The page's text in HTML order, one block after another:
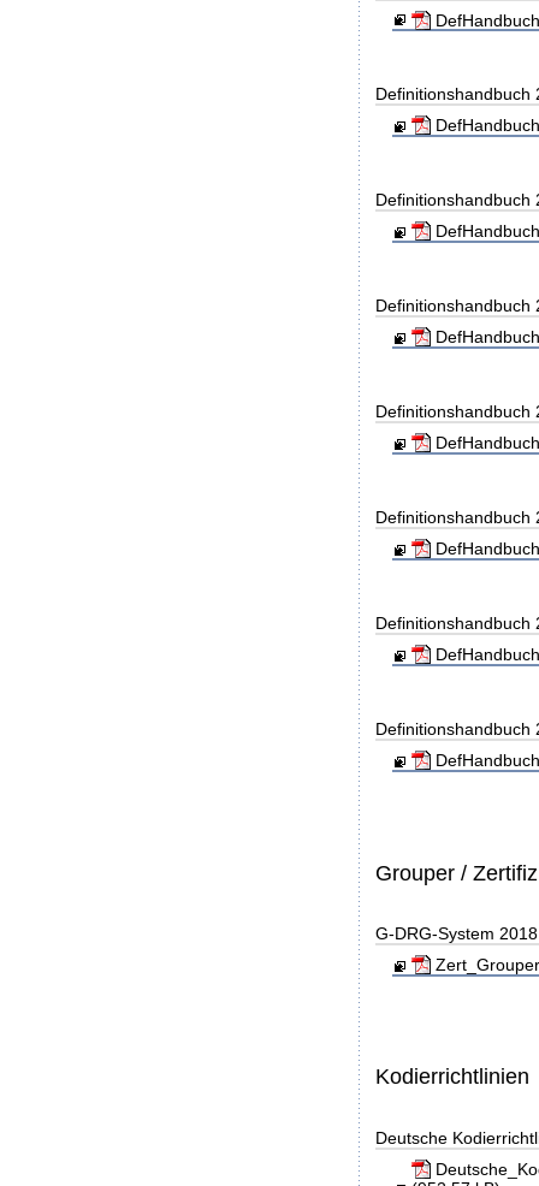
Definitionshandbuch
Definitionshandbuch
Definitionshandbuch
Definitionshandbuch
Definitionshandbuch
Definitionshandbuch
Definitionshandbuch
Grouper /
G-DRG-System
Kodierrichtlinien
Deutsche